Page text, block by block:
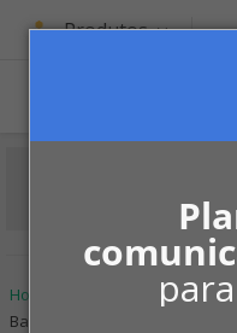
para
Produtos
Home Notícias
Barulho em condomínio